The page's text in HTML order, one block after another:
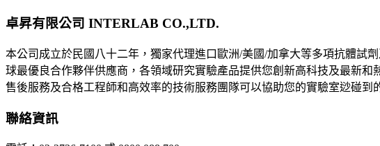
卓昇有限公司 INTERLAB CO.,LTD.
本公司成立於民國八十二年，獨家代理進口歐洲/美國/加拿大等多項抗體試
球最優良合作夥伴供應商，各領域研究實驗產品提供您創新高科技及最新
售後服務及合格工程師和高效率的技術服務團隊可以協助您的實驗室逤碰到
聯絡資訊